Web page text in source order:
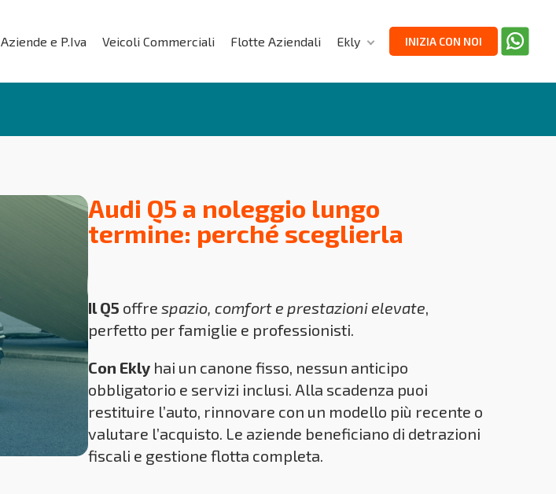
Aziende e P.Iva Veicoli Commerciali Flotte Aziendali Ekly INIZIA CON NOI
Audi Q5 a noleggio lungo
termine: perché sceglierla
Il Q5 offre spazio, comfort e prestazioni elevate,
perfetto per famiglie e professionisti.
Con Ekly hai un canone fisso, nessun anticipo
obbligatorio e servizi inclusi. Alla scadenza puoi
restituire l’auto, rinnovare con un modello più recente o
valutare l’acquisto. Le aziende beneficiano di detrazioni
fiscali e gestione flotta completa.